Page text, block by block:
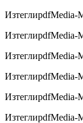
ИзтеглиpdfMedia-
ИзтеглиpdfMedia-
ИзтеглиpdfMedia-
ИзтеглиpdfMedia-
ИзтеглиpdfMedia-
ИзтеглиpdfMedia-